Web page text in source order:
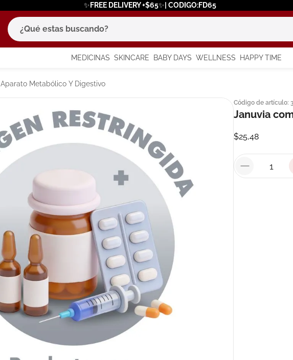
✨FREE DELIVERY +$65✨| CODIGO:FD65
¿Qué estas buscando?
MEDICINAS SKINCARE BABY DAYS WELLNESS HAPPY TIME
Aparato Metabólico Y Digestivo
Código de artículo:
Januvia
$25,48
términos más buscados
1. eucerin
3. bioderma
7.
. roche posay
9. megacistin
10 pañales